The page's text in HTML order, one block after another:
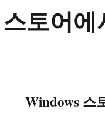
토어에
Windows 스